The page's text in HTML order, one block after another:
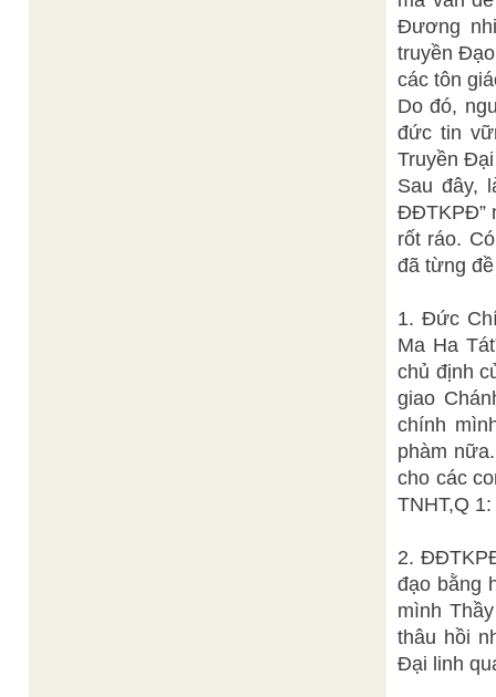
Đương
truyền
các tôn
Do đó,
đức tin
Truyền
Sau đây,
ĐĐTKPĐ”
rốt ráo.
đã từng
1. Đức
Ma Ha
chủ định
giao
chính
phàm
cho các
TNHT,Q
2.
đạo bằng
mình
thâu hồi
Đại linh